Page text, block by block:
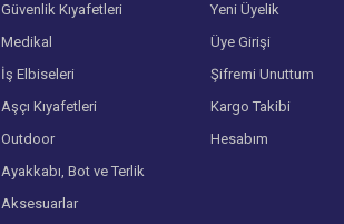
Güvenlik Kıyafetleri
Medikal
İş Elbiseleri
Aşçı Kıyafetleri
Outdoor
Ayakkabı, Bot ve Terlik
Aksesuarlar
Yeni Üyelik
Üye Girişi
Şifremi Unuttum
Kargo Takibi
Hesabım